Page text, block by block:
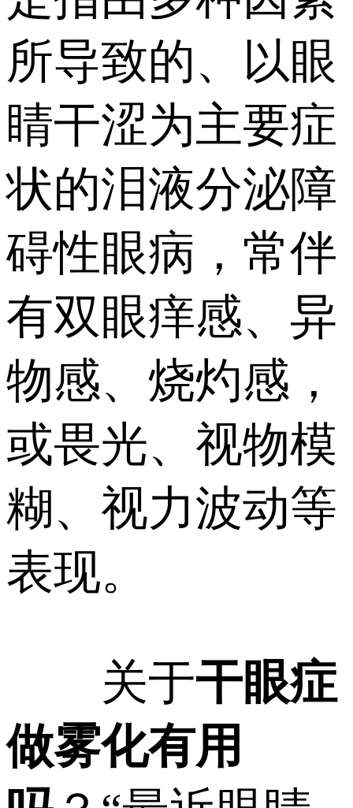
所导致的、以眼
睛干涩为主要症
状的泪液分泌障
碍性眼病，常伴
有双眼痒感、异
物感、烧灼感，
或畏光、视物模
糊、视力波动等
表现。
关于干眼症
做雾化有用